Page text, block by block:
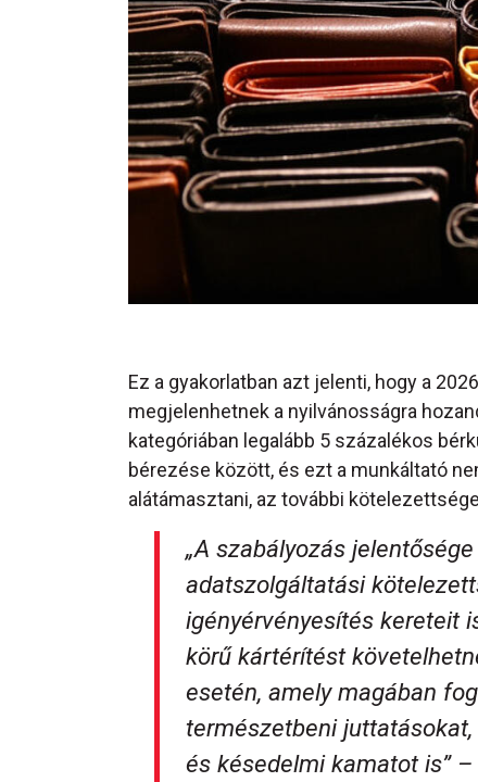
Ez a gyakorlatban azt jelenti, hogy a
megjelenhetnek a nyilvánosságra
kategóriában legalább 5 százalékos
bérezése között, és ezt a munkáltató
alátámasztani, az további
„A szabályozás
adatszolgáltatási
igényérvényesítés kereteit
körű kártérítést
esetén, amely magában
természetbeni
és késedelmi kamatot is”